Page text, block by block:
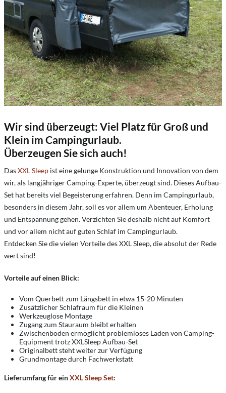
Wir sind überzeugt: Viel Platz für Groß und
Klein im Campingurlaub.
Überzeugen Sie sich auch!
DasXXL Sleep ist eine gelunge Konstruktion und Innovation von dem
wir, als langjähriger Camping-Experte, überzeugt sind. Dieses Aufbau-
Set hat bereits viel Begeisterung erfahren. Denn im Campingurlaub,
besonders in diesem Jahr, soll es vor allem um Abenteuer, Erholung
und Entspannung gehen. Verzichten Sie deshalb nicht auf Komfort
und vor allem nicht auf guten Schlaf im Campingurlaub.
Entdecken Sie die vielen Vorteile des XXL Sleep, die absolut der Rede
wert sind!
Vorteile auf einen Blick:
Vom Querbett zum Längsbett in etwa 15-20 Minuten
Zusätzlicher Schlafraum für die Kleinen
Werkzeuglose Montage
Zugang zum Stauraum bleibt erhalten
Zwischenboden ermöglicht problemloses Laden von Camping-
Equipment trotz XXLSleep Aufbau-Set
Originalbett steht weiter zur Verfügung
Grundmontage durch Fachwerkstatt
Lieferumfang für einXXL Sleep Set: